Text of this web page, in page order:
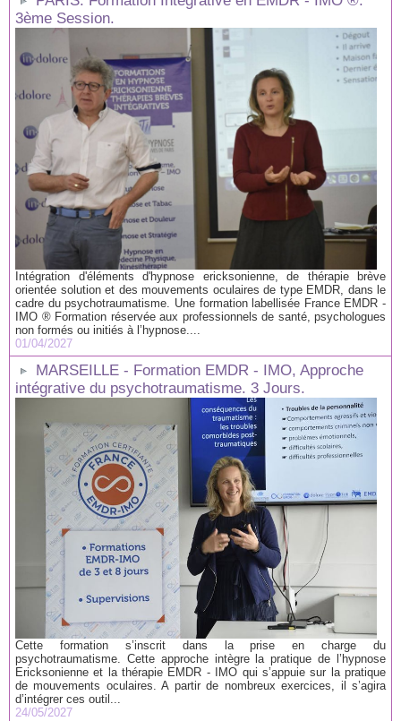
3ème Session.
Intégration d'éléments d'hypnose ericksonienne, de thérapie brève
orientée solution et des mouvements oculaires de type EMDR, dans le
cadre du psychotraumatisme. Une formation labellisée France EMDR -
IMO ® Formation réservée aux professionnels de santé, psychologues
non formés ou initiés à l’hypnose....
01/04/2027
MARSEILLE - Formation EMDR - IMO, Approche
intégrative du psychotraumatisme. 3 Jours.
Cette formation s’inscrit dans la prise en charge du
psychotraumatisme. Cette approche intègre la pratique de l’hypnose
Ericksonienne et la thérapie EMDR - IMO qui s’appuie sur la pratique
de mouvements oculaires. A partir de nombreux exercices, il s’agira
d’intégrer ces outil...
24/05/2027